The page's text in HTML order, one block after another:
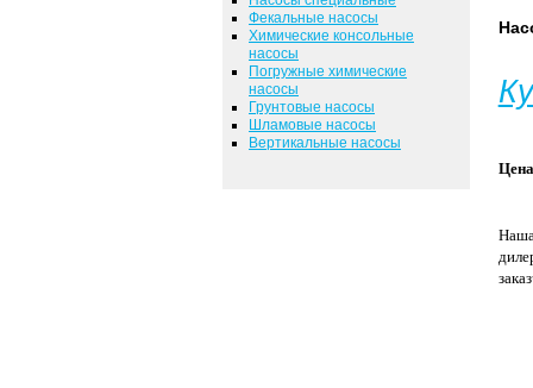
Фекальные насосы
Химические консольные
насосы
Погружные химические
насосы
Грунтовые насосы
Шламовые насосы
Вертикальные насосы
Наша